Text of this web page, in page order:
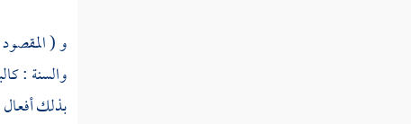
و ( المقصود
والسنة :
بذلك أفعال